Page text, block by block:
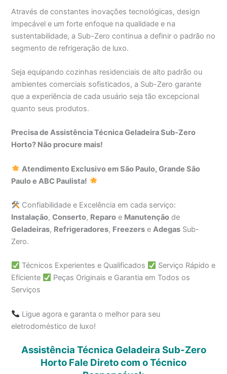
Através de constantes inovações tecnológicas, design
impecável e um forte enfoque na qualidade e na
sustentabilidade, a Sub-Zero continua a definir o padrão no
segmento de refrigeração de luxo.
Seja equipando cozinhas residenciais de alto padrão ou
ambientes comerciais sofisticados, a Sub-Zero garante
que a experiência de cada usuário seja tão excepcional
quanto seus produtos.
Precisa de Assistência Técnica Geladeira Sub-Zero
Horto? Não procure mais!
Atendimento Exclusivo em São Paulo, Grande São
Paulo e ABC Paulista!
Confiabilidade e Excelência em cada serviço:
Instalação,Conserto, Reparo e Manutenção de
Geladeiras, Refrigeradores, Freezers eAdegas Sub-
Zero.
Técnicos Experientes e Qualificados
Serviço Rápido e
Eficiente
Peças Originais e Garantia em Todos os
Serviços
Ligue agora e garanta o melhor para seu
eletrodoméstico de luxo!
Assistência Técnica Geladeira Sub-Zero
Horto Fale Direto com o Técnico